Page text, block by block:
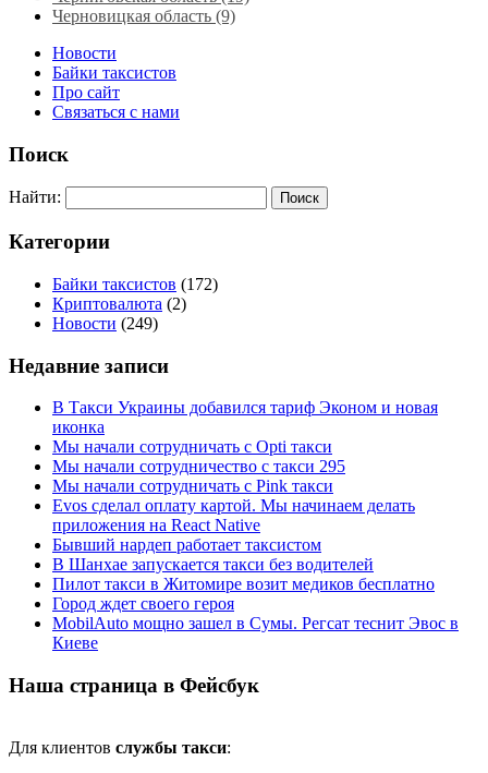
Черновицкая область (9)
Новости
Байки таксистов
Про сайт
Связаться с нами
Поиск
Найти:
Категории
Байки таксистов (172)
Криптовалюта (2)
Новости (249)
Недавние записи
В Такси Украины добавился тариф Эконом и новая
иконка
Мы начали сотрудничать с Opti такси
Мы начали сотрудничество с такси 295
Мы начали сотрудничать с Pink такси
Evos сделал оплату картой. Мы начинаем делать
приложения на React Native
Бывший нардеп работает таксистом
В Шанхае запускается такси без водителей
Пилот такси в Житомире возит медиков бесплатно
Город ждет своего героя
MobilAuto мощно зашел в Сумы. Регсат теснит Эвос в
Киеве
Наша страница в Фейсбук
Для клиентов службы такси: